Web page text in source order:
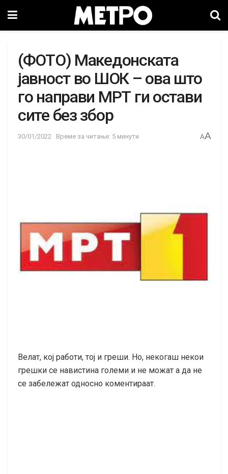
(ФОТО) Македонската
јавност во ШОК – ова што
го направи МРТ ги остави
сите без збор
30/01/2022 Време за читање: 5 минути AA
Велат, кој работи, тој и греши. Но, некогаш некои
грешки се навистина големи и не можат а да не
се забележат односно коментираат.